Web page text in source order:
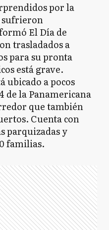
por la
sufrieron
El Día de
trasladados a
para su pronta
está grave.
ubicado a pocos
la Panamericana
que también
Cuenta con
parquizadas y
familias.